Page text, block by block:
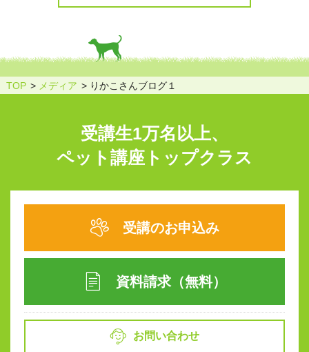
TOP メディア りかこさんブログ１
受講生1万名以上、
ペット講座トップクラス
受講のお申込み
資料請求（無料）
お問い合わせ